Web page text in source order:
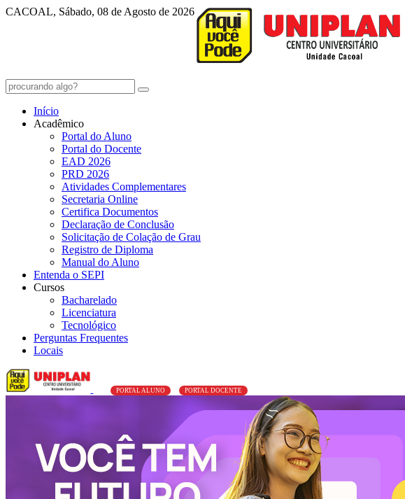
CACOAL, Sábado, 08 de Agosto de 2026
Início
Acadêmico
Portal do Aluno
Portal do Docente
EAD 2026
PRD 2026
Atividades Complementares
Secretaria Online
Certifica Documentos
Declaração de Conclusão
Solicitação de Colação de Grau
Registro de Diploma
Manual do Aluno
Entenda o SEPI
Cursos
Bacharelado
Licenciatura
Tecnológico
Perguntas Frequentes
Locais
PORTAL ALUNO PORTAL DOCENTE